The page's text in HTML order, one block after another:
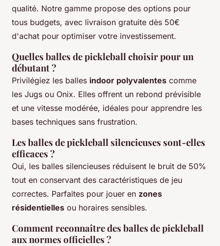
qualité. Notre gamme propose des options pour
tous budgets, avec livraison gratuite dès 50€
d'achat pour optimiser votre investissement.
Quelles balles de pickleball choisir pour un
débutant ?
Privilégiez les balles indoor polyvalentes comme
les Jugs ou Onix. Elles offrent un rebond prévisible
et une vitesse modérée, idéales pour apprendre les
bases techniques sans frustration.
Les balles de pickleball silencieuses sont-elles
efficaces ?
Oui, les balles silencieuses réduisent le bruit de 50%
tout en conservant des caractéristiques de jeu
correctes. Parfaites pour jouer en zones
résidentielles ou horaires sensibles.
Comment reconnaître des balles de pickleball
aux normes officielles ?